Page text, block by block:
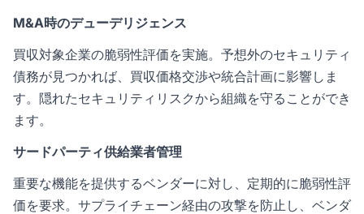
M&A時のデューデリジェンス
買収対象企業の脆弱性評価を実施。予想外のセキュリティ
債務が見つかれば、買収価格交渉や統合計画に影響しま
す。隠れたセキュリティリスクから組織を守ることができ
ます。
サードパーティ供給業者管理
重要な機能を提供するベンダーに対し、定期的に脆弱性評
価を要求。サプライチェーン経由の攻撃を防止し、ベンダ